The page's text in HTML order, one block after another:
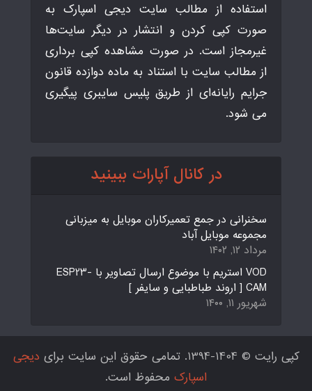
استفاده از مطالب سایت دیجی اسپارک به
صورت کپی کردن و انتشار در دیگر سایت‌ها
غیرمجاز است. در صورت مشاهده کپی برداری
از مطالب سایت با استناد به ماده دوازده قانون
جرایم رایانه‌ای از طریق پلیس سایبری پیگیری
می شود.
در کانال آپارات ببینید
سخنرانی در جمع تعمیرکاران موبایل به میزبانی
مجموعه موبایل آباد
مرداد ۱۲, ۱۴۰۲
VOD استریم با موضوع ارسال تصاویر با ESP23-
CAM [ اروند طباطبایی و سایفر ]
شهریور ۱۱, ۱۴۰۰
کپی رایت © 1404-1394. تمامی حقوق این سایت برای
دیجی
اسپارک محفوظ است.